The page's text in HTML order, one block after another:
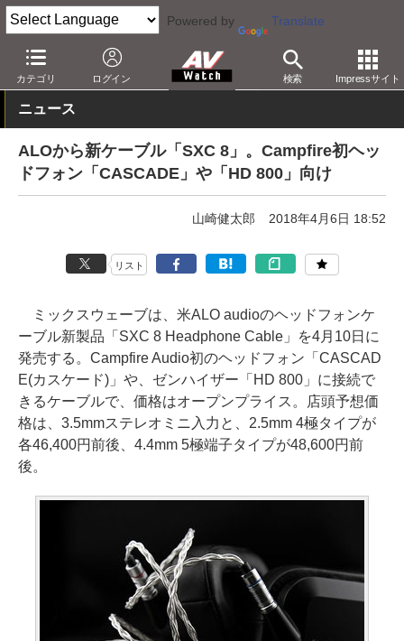
Powered by Translate
カテゴリ ログイン 検索 Impressサイト
AV Watch 製品 オーディオアクセサリ
ニュース
ALOから新ケーブル「SXC 8」。Campfire初ヘッ
ドフォン「CASCADE」や「HD 800」向け
山崎健太郎 2018年4月6日 18:52
リスト
ミックスウェーブは、米ALO audioのヘッドフォンケ
ーブル新製品「SXC 8 Headphone Cable」を4月10日に
発売する。Campfire Audio初のヘッドフォン「CASCAD
E(カスケード)」や、ゼンハイザー「HD 800」に接続で
きるケーブルで、価格はオープンプライス。店頭予想価
格は、3.5mmステレオミニ入力と、2.5mm 4極タイプが
各46,400円前後、4.4mm 5極端子タイプが48,600円前
後。